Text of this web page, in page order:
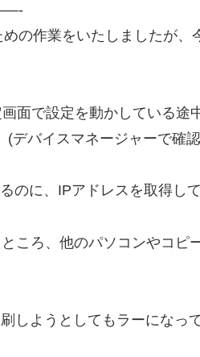
の作業をいたしましたが、
面で設定を動かしている途
(デバイスマネージャーで確
のに、IPアドレスを取得し
ころ、他のパソコンやコピ
しようとしてもラーになっ